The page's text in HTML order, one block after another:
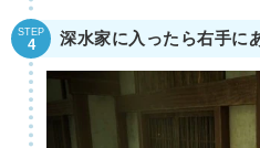
STEP
4 深水家に入ったら右手に